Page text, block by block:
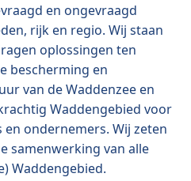
en ongevraagd
rijk en regio. Wij staan
oplossingen ten
bescherming en
van de Waddenzee en
Waddengebied voor
ondernemers. Wij zeten
samenwerking van alle
Waddengebied.